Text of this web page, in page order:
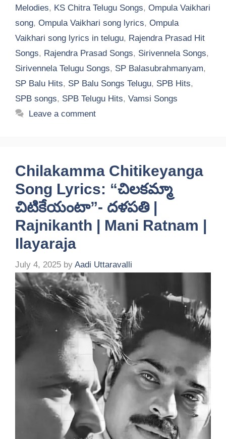
Melodies, KS Chitra Telugu Songs, Ompula Vaikhari
song, Ompula Vaikhari song lyrics, Ompula
Vaikhari song lyrics in telugu, Rajendra Prasad Hit
Songs, Rajendra Prasad Songs, Sirivennela Songs,
Sirivennela Telugu Songs, SP Balasubrahmanyam,
SP Balu Hits, SP Balu Songs Telugu, SPB Hits,
SPB songs, SPB Telugu Hits, Vamsi Songs
Leave a comment
Chilakamma Chitikeyanga
Song Lyrics: “చిలకమ్మా
చిటికేయంటా”- దళపతి |
Rajnikanth | Mani Ratnam |
Ilayaraja
July 4, 2025 by Aadi Uttaravalli